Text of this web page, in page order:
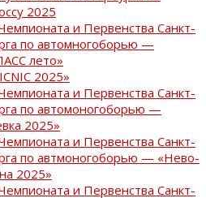
2025
и Первенства Санкт-
по автомногоборью —
лето»
2025»
и Первенства Санкт-
по автомоногоборью —
2025»
и Первенства Санкт-
по автмоногоборью — «Нево-
2025»
и Первенства Санкт-